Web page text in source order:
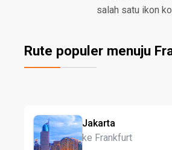
salah satu ikon
Rute populer menuju
Jakarta
ke Frankfurt